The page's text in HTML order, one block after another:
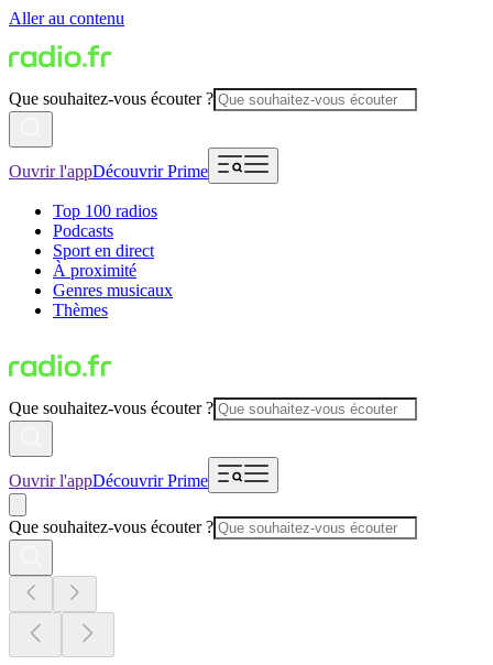
Aller au contenu
Que souhaitez-vous écouter ?
Ouvrir l'appDécouvrir Prime
Top 100 radios
Podcasts
Sport en direct
À proximité
Genres musicaux
Thèmes
Que souhaitez-vous écouter ?
Ouvrir l'appDécouvrir Prime
Que souhaitez-vous écouter ?